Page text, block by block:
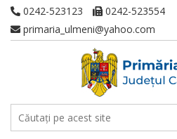
0242-523123
0242-523554
primaria_ulmeni@yahoo.com